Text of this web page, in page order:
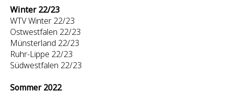
Winter 22/23
WTV Winter 22/23
Ostwestfalen 22/23
Münsterland 22/23
Ruhr-Lippe 22/23
Südwestfalen 22/23
Sommer 2022